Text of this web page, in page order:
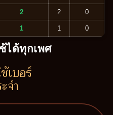
2 2 0
1 1 0
ได้ทุกเพศ
เบอร์
จำ